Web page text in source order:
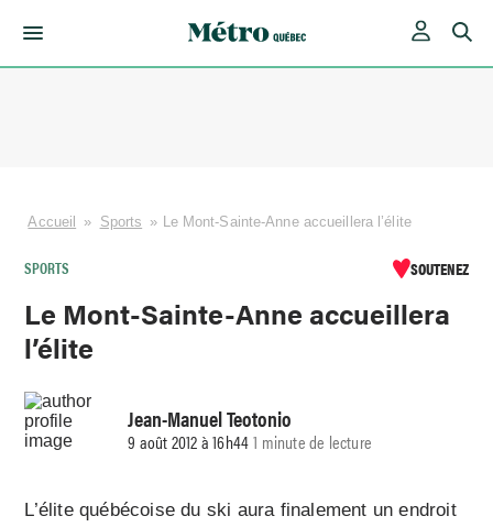
Accueil » Sports » Le Mont-Sainte-Anne accueillera l’élite
SPORTS SOUTENEZ
Le Mont-Sainte-Anne accueillera
l’élite
Jean-Manuel Teotonio
9 août 2012 à 16h441 minute de lecture
L’élite québécoise du ski aura finalement un endroit